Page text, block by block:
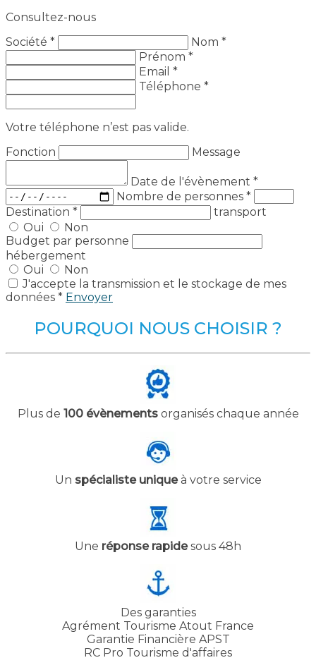
Consultez-nous
Société *
Nom *
Prénom *
Email *
Téléphone *
Votre téléphone n’est pas valide.
Fonction
Message
Date de l'évènement *
Nombre de personnes *
Destination *
transport
Oui
Non
Budget par personne
hébergement
Oui
Non
J'accepte la transmission et le stockage de mes
données * Envoyer
POURQUOI NOUS CHOISIR ?
Plus de 100 évènementsorganisés chaque année
Un spécialiste uniqueà votre service
Une réponse rapidesous 48h
Des garanties
Agrément Tourisme Atout France
Garantie Financière APST
RC Pro Tourisme d'affaires